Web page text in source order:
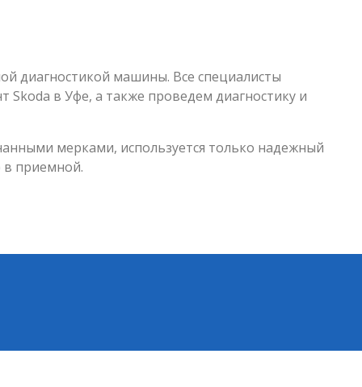
диагностикой машины. Все специалисты
в Уфе, а также проведем диагностику и
мерками, используется только надежный
в приемной.